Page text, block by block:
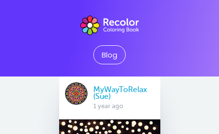
Blog
MyWayToRelax
(Sue)
1 year ago